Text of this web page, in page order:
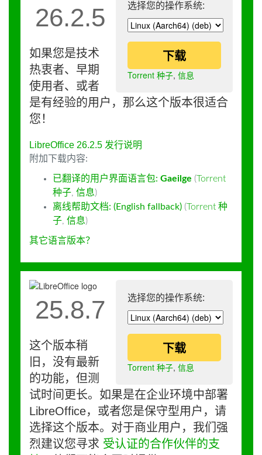
选择您的操作系统:
下载
Torrent 种子, 信息
26.2.5
如果您是技术
热衷者、早期
使用者、或者
是有经验的用户，那么这个版本很适合
您！
LibreOffice 26.2.5 发行说明
附加下载内容:
已翻译的用户界面语言包: Gaeilge (Torrent
种子, 信息)
离线帮助文档: (English fallback) (Torrent 种
子, 信息)
其它语言版本？
选择您的操作系统:
下载
Torrent 种子, 信息
25.8.7
这个版本稍
旧，没有最新
的功能，但测
试时间更长。如果是在企业环境中部署
LibreOffice，或者您是保守型用户，请
选择这个版本。对于商业用户，我们强
烈建议您寻求 受认证的合作伙伴的支